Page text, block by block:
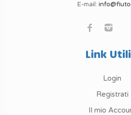
E-mail:
Link Utili
Login
Registrati
Il mio